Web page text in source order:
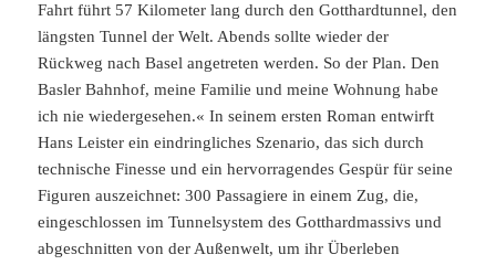
Fahrt führt 57 Kilometer lang durch den Gotthardtunnel, den
längsten Tunnel der Welt. Abends sollte wieder der
Rückweg nach Basel angetreten werden. So der Plan. Den
Basler Bahnhof, meine Familie und meine Wohnung habe
ich nie wiedergesehen.« In seinem ersten Roman entwirft
Hans Leister ein eindringliches Szenario, das sich durch
technische Finesse und ein hervorragendes Gespür für seine
Figuren auszeichnet: 300 Passagiere in einem Zug, die,
eingeschlossen im Tunnelsystem des Gotthardmassivs und
abgeschnitten von der Außenwelt, um ihr Überleben